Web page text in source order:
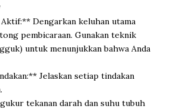
Dengarkan keluhan utama
pembicaraan. Gunakan teknik
untuk menunjukkan bahwa Anda
Jelaskan setiap tindakan
tekanan darah dan suhu tubuh